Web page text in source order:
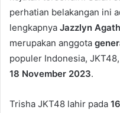
perhatian belakangan ini
lengkapnya Jazzlyn
merupakan anggota
populer Indonesia,
18 November 2023.
Trisha JKT48 lahir pada